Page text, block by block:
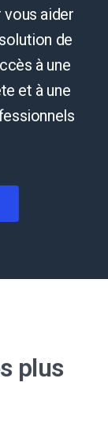
vous aider
de
à une
et à une
plus